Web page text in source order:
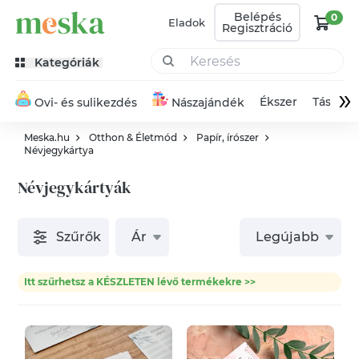
Eladok Belépés
Regisztráció
0
Kategóriák
Ovi- és sulikezdés Nászajándék Ékszer Táska»
Meska.hu Otthon & Életmód
Papír, írószer
Névjegykártya
Névjegykártyák
Szűrők Ár Legújabb
Itt szűrhetsz a KÉSZLETEN lévő termékekre >>